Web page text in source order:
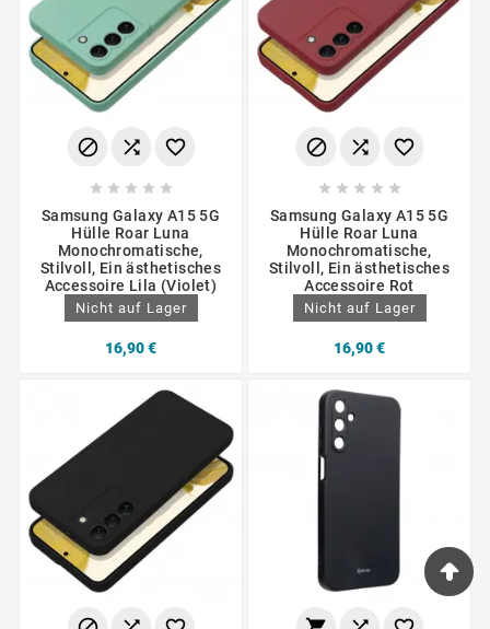
  
    
Samsung Galaxy A15 5G
Hülle Roar Luna
Monochromatische,
Stilvoll, Ein ästhetisches
Accessoire Lila (Violet)
Nicht auf Lager
16,90 €
  
    
Samsung Galaxy A15 5G
Hülle Roar Luna
Monochromatische,
Stilvoll, Ein ästhetisches
Accessoire Rot
Nicht auf Lager
16,90 €